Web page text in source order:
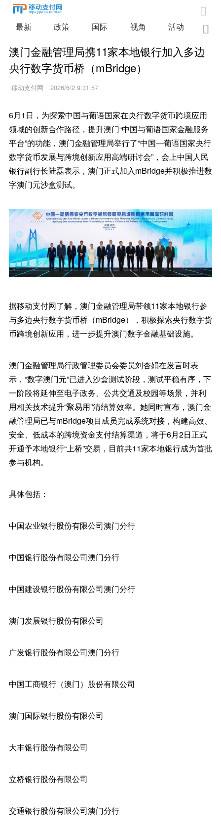

最新 政策 国际 视角 活动 业

澳门金融管理局携11家本地银行加入多边
央行数字货币桥（mBridge）
移动支付网 2026/6/2 9:31:57
6月1日，为探索中国与葡语国家在央行数字货币跨境应用
领域的创新合作路径，提升澳门“中国与葡语国家金融服务
平台”的功能，澳门金融管理局举行了“中国—葡语国家央行
数字货币发展与跨境创新应用高端研讨会”，会上中国人民
银行副行长陆磊表示，澳门正式加入mBridge并积极推进数
字澳门元沙盒测试。
据移动支付网了解，澳门金融管理局带领11家本地银行参
与多边央行数字货币桥（mBridge），积极探索央行数字货
币跨境创新应用，进一步提升澳门数字金融基础设施。
澳门金融管理局行政管理委员会委员刘杏娟在发言时表
示，“数字澳门元”已进入沙盒测试阶段，测试平稳有序，下
一阶段将延伸至电子政务、公共交通及校园等场景，并利
用相关技术提升“聚易用”清结算效率。她同时宣布，澳门金
融管理局已与mBridge项目成员完成系统对接，构建高效、
安全、低成本的跨境资金支付结算渠道，将于6月2日正式
开通予本地银行“上桥”交易，目前共11家本地银行成为首批
参与机构。
具体包括：
中国农业银行股份有限公司澳门分行
中国银行股份有限公司澳门分行
中国建设银行股份有限公司澳门分行
澳门发展银行股份有限公司
广发银行股份有限公司澳门分行
中国工商银行（澳门）股份有限公司
澳门国际银行股份有限公司
大丰银行股份有限公司
立桥银行股份有限公司
交通银行股份有限公司澳门分行